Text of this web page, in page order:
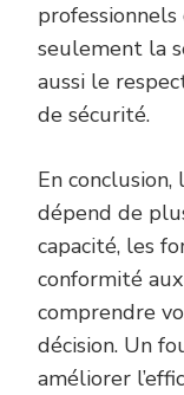
seulement la
aussi le
de sécurité.
En conclusion,
dépend de
capacité, les
conformité
comprendre
décision. Un
améliorer